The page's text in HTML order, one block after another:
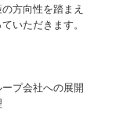
方向性を踏まえ
いただきます。
プ会社への展開